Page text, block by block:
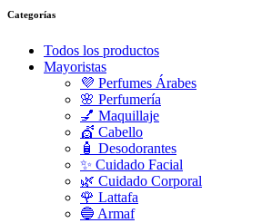
Categorías
Todos los productos
Mayoristas
💜 Perfumes Árabes
🌸 Perfumería
💅 Maquillaje
💇 Cabello
🧴 Desodorantes
✨ Cuidado Facial
🌿 Cuidado Corporal
🌹 Lattafa
🔵 Armaf